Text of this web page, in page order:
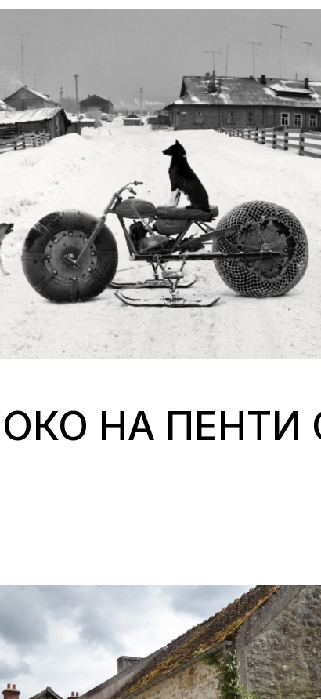
Насам-натам
Други
НА